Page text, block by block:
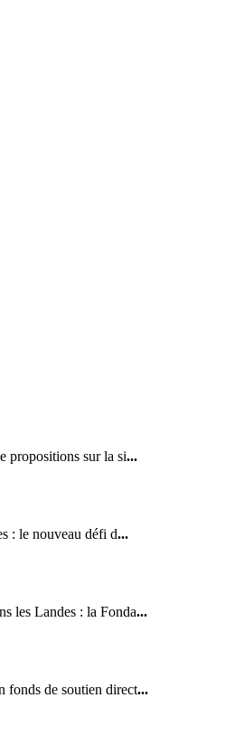
propositions sur la si...
: le nouveau défi d...
les Landes : la Fonda...
fonds de soutien direct...